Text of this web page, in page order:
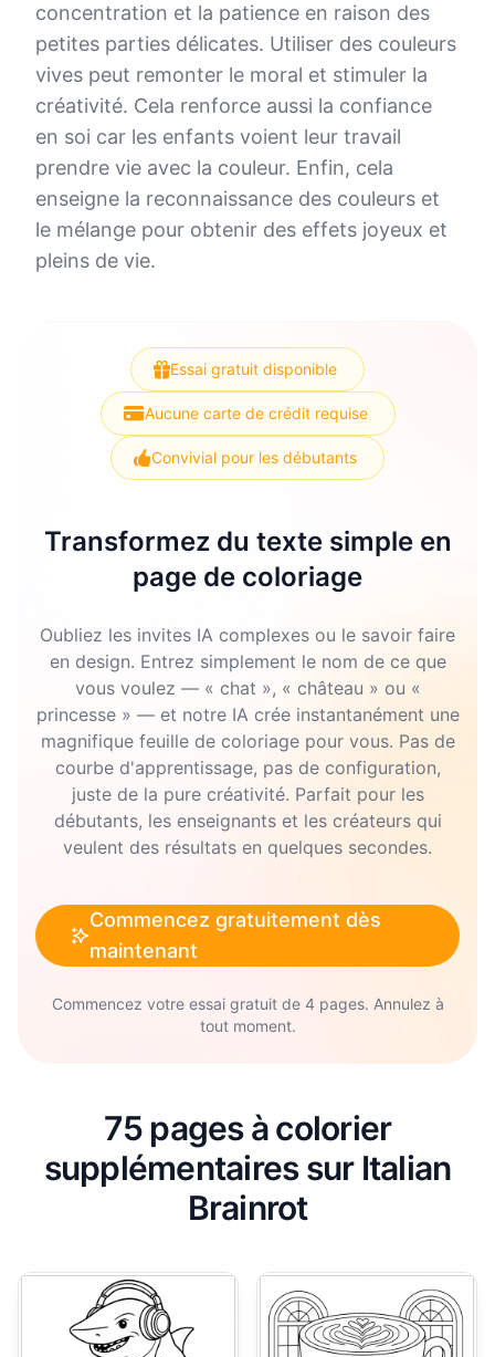
concentration et la patience en raison des
petites parties délicates. Utiliser des couleurs
vives peut remonter le moral et stimuler la
créativité. Cela renforce aussi la confiance
en soi car les enfants voient leur travail
prendre vie avec la couleur. Enfin, cela
enseigne la reconnaissance des couleurs et
le mélange pour obtenir des effets joyeux et
pleins de vie.
Essai gratuit disponible
Aucune carte de crédit requise
Convivial pour les débutants
Transformez du texte simple en
page de coloriage
Oubliez les invites IA complexes ou le savoir faire
en design. Entrez simplement le nom de ce que
vous voulez — « chat », « château » ou «
princesse » — et notre IA crée instantanément une
magnifique feuille de coloriage pour vous. Pas de
courbe d'apprentissage, pas de configuration,
juste de la pure créativité. Parfait pour les
débutants, les enseignants et les créateurs qui
veulent des résultats en quelques secondes.
Commencez gratuitement dès
maintenant
Commencez votre essai gratuit de 4 pages. Annulez à
tout moment.
75 pages à colorier
supplémentaires sur Italian
Brainrot